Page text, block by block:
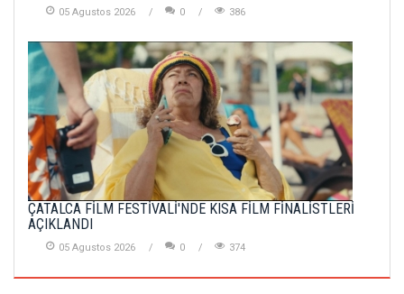
05 Agustos 2026 0 386
ÇATALCA FİLM FESTİVALİ'NDE KISA FİLM FİNALİSTLERİ
AÇIKLANDI
05 Agustos 2026 0 374